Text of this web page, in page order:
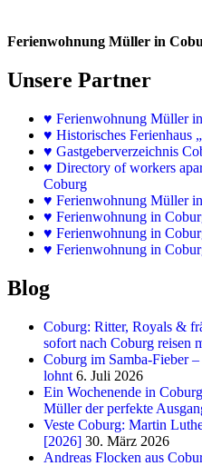
Ferienwohnung Müller in
Unsere Partner
♥ Ferienwohnung Müller
♥ Historisches Ferienhaus
♥ Gastgeberverzeichnis
♥ Directory of workers
Coburg
♥ Ferienwohnung Müller
♥ Ferienwohnung in
♥ Ferienwohnung in
♥ Ferienwohnung in
Blog
Coburg: Ritter, Royals &
sofort nach Coburg reisen
Coburg im Samba-Fieber
lohnt 6. Juli 2026
Ein Wochenende in
Müller der perfekte
Veste Coburg: Martin
[2026] 30. März 2026
Andreas Flocken aus